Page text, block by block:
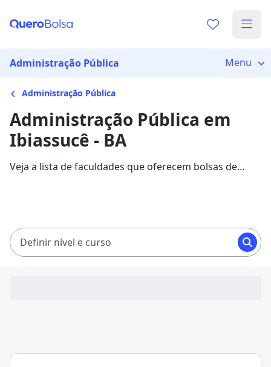
Administração Pública Menu
Administração Pública
Administração Pública em
Ibiassucê - BA
Veja a lista de faculdades que oferecem bolsas de
Definir nível e curso